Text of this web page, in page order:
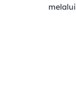
melalui